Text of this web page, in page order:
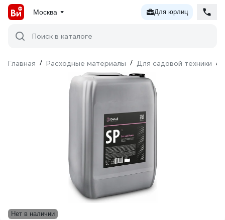
Москва Для юрлиц
Поиск в каталоге
Главная / Расходные материалы / Для садовой техники /
Нет в наличии